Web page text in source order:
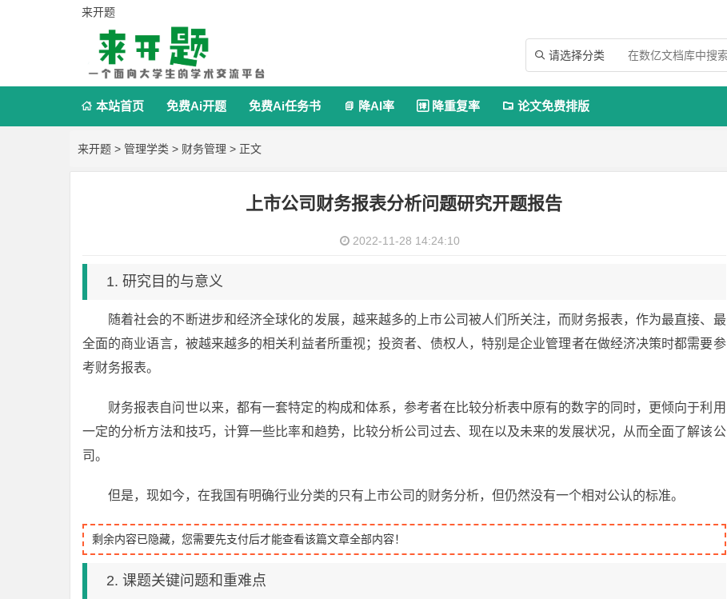
来开题
 请选择分类
 本站首页 免费Ai开题 免费Ai任务书  降AI率  降重复率  论文免费排版
来开题 > 管理学类 > 财务管理 > 正文
上市公司财务报表分析问题研究开题报告
2022-11-28 14:24:10
1. 研究目的与意义
随着社会的不断进步和经济全球化的发展，越来越多的上市公司被人们所关注，而财务报表，作为最直接、最
全面的商业语言，被越来越多的相关利益者所重视；投资者、债权人，特别是企业管理者在做经济决策时都需要参
考财务报表。
财务报表自问世以来，都有一套特定的构成和体系，参考者在比较分析表中原有的数字的同时，更倾向于利用
一定的分析方法和技巧，计算一些比率和趋势，比较分析公司过去、现在以及未来的发展状况，从而全面了解该公
司。
但是，现如今，在我国有明确行业分类的只有上市公司的财务分析，但仍然没有一个相对公认的标准。
剩余内容已隐藏，您需要先支付后才能查看该篇文章全部内容！
2. 课题关键问题和重难点